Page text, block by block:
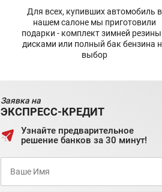
Для всех, купивших автомобиль в
нашем салоне мы приготовили
подарки - комплект зимней резины
дисками или полный бак бензина
выбор
Заявка на
ЭКСПРЕСС-КРЕДИТ
Узнайте предварительное
решение банков за 30 минут!